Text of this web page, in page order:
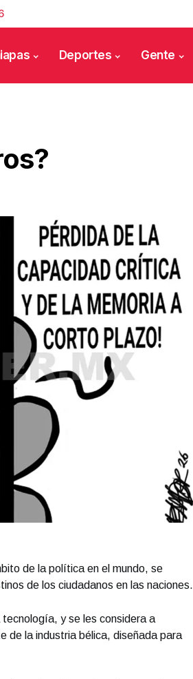
Deportes Gente
de la política en el mundo, se
de los ciudadanos en las naciones.
y se les considera a
de la industria bélica, diseñada para